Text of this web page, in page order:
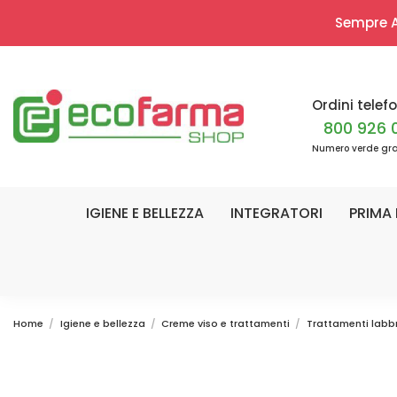
Sempre
Ordini
800 926
Numero verde
IGIENE E BELLEZZA INTEGRATORI PRIMA
Home Igiene e bellezza Creme viso e trattamenti Trattamenti